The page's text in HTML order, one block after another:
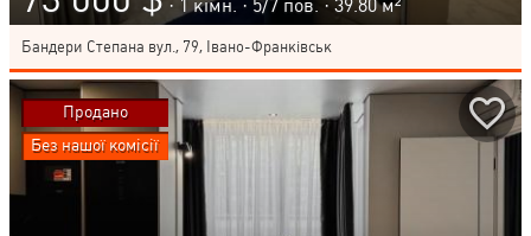
· 1 кімн. · 5/7 пов. · 39.80 м²
Бандери Степана вул., 79, Івано-Франківськ
Продано
Без нашої комісії